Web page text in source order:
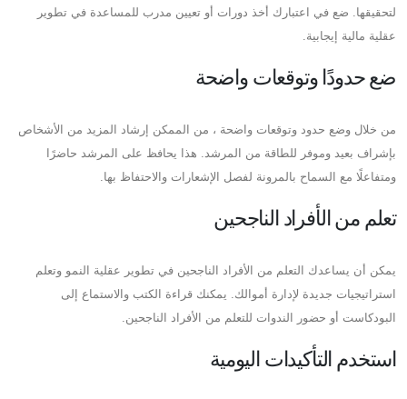
لتحقيقها. ضع في اعتبارك أخذ دورات أو تعيين مدرب للمساعدة في تطوير
عقلية مالية إيجابية.
ضع حدودًا وتوقعات واضحة
من خلال وضع حدود وتوقعات واضحة ، من الممكن إرشاد المزيد من الأشخاص
بإشراف بعيد وموفر للطاقة من المرشد. هذا يحافظ على المرشد حاضرًا
ومتفاعلًا مع السماح بالمرونة لفصل الإشعارات والاحتفاظ بها.
تعلم من الأفراد الناجحين
يمكن أن يساعدك التعلم من الأفراد الناجحين في تطوير عقلية النمو وتعلم
استراتيجيات جديدة لإدارة أموالك. يمكنك قراءة الكتب والاستماع إلى
البودكاست أو حضور الندوات للتعلم من الأفراد الناجحين.
استخدم التأكيدات اليومية